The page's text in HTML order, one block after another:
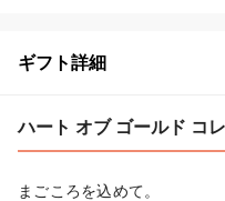
ギフト詳細
ハート オブ ゴールド コ
まごころを込めて。